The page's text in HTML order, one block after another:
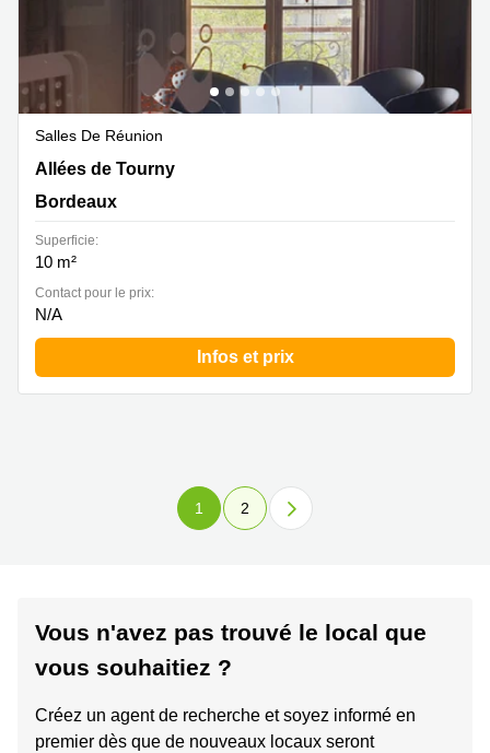
Salles De Réunion
30 allées de Tourny, Bordeaux
Allées de Tourny
Bordeaux
Superficie:
10 m²
Contact pour le prix:
N/A
Infos et prix
1 2
Vous n'avez pas trouvé le local que
vous souhaitiez ?
Créez un agent de recherche et soyez informé en
premier dès que de nouveaux locaux seront